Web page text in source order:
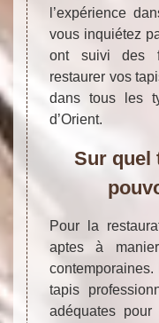
l’expérience
vous inquiétez
ont suivi des
restaurer vos
dans tous les
d’Orient.
Sur quel
Pour la
aptes à
tapis
adéquates